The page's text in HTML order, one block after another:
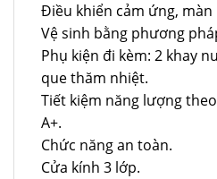
Điều khiển cảm ứng, màn
Vệ sinh bằng phương
Phụ kiện đi kèm: 2 khay
que thăm nhiệt.
Tiết kiệm năng lượng
A+.
Chức năng an toàn.
Cửa kính 3 lớp.